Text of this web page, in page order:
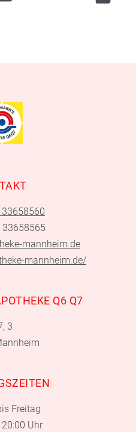
33658565
mannheim.de
mannheim.de/
Q6 Q7
3
Freitag
Uhr